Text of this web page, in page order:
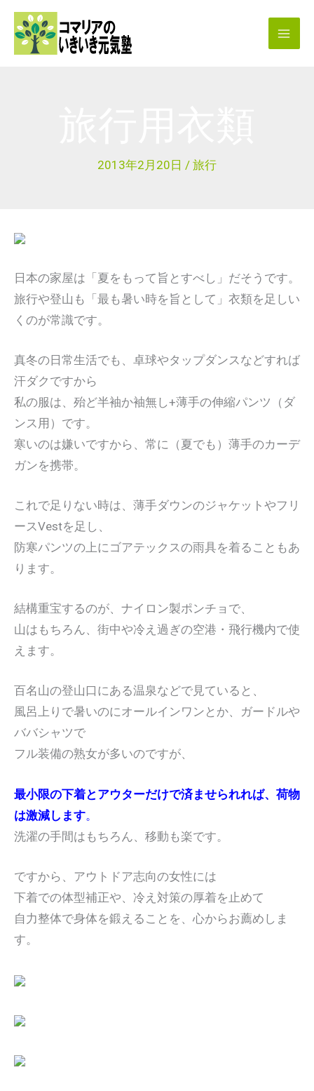
2013年2月20日 / 旅行
日本の家屋は「夏をもって旨とすべし」だそうです。
旅行や登山も「最も暑い時を旨として」衣類を足しい
くのが常識です。
真冬の日常生活でも、卓球やタップダンスなどすれば
汗ダクですから
私の服は、殆ど半袖か袖無し+薄手の伸縮パンツ（ダ
ンス用）です。
寒いのは嫌いですから、常に（夏でも）薄手のカーデ
ガンを携帯。
これで足りない時は、薄手ダウンのジャケットやフリ
ースVestを足し、
防寒パンツの上にゴアテックスの雨具を着ることもあ
ります。
結構重宝するのが、ナイロン製ポンチョで、
山はもちろん、街中や冷え過ぎの空港・飛行機内で使
えます。
百名山の登山口にある温泉などで見ていると、
風呂上りで暑いのにオールインワンとか、ガードルや
ババシャツで
フル装備の熟女が多いのですが、
最小限の下着とアウターだけで済ませられれば、荷物
は激減します。
洗濯の手間はもちろん、移動も楽です。
ですから、アウトドア志向の女性には
下着での体型補正や、冷え対策の厚着を止めて
自力整体で身体を鍛えることを、心からお薦めしま
す。